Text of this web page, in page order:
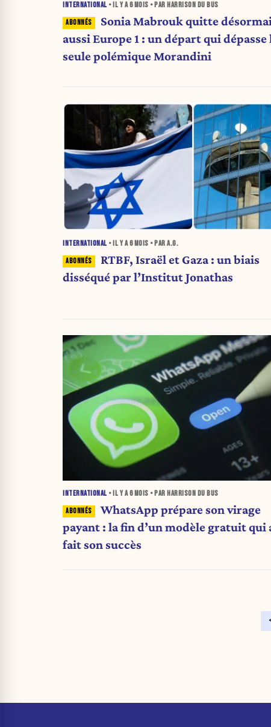
INTERNATIONAL • IL Y A6 MOIS • PAR HARRISON DU BUS
Sonia Mabrouk quitte
aussi Europe 1 : un départ qui dépasse
seule polémique Morandini
INTERNATIONAL • IL Y A6 MOIS • PAR A.G.
RTBF, Israël et Gaza : un biais
disséqué par l’Institut Jonathas
INTERNATIONAL • IL Y A6 MOIS • PAR HARRISON DU BUS
WhatsApp prépare son virage
payant : la fin d’un modèle gratuit qui
fait son succès